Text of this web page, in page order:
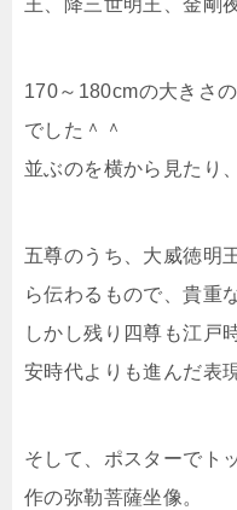
王、
降三世明王、金剛
170～180cmの大きさ
でした＾＾
並ぶのを横から見たり
五尊のうち、大威徳明
ら伝わるもので、貴重
しかし残り四尊も江戸
安時代よりも進んだ表
そして、ポスターでト
作の弥勒菩薩坐像。